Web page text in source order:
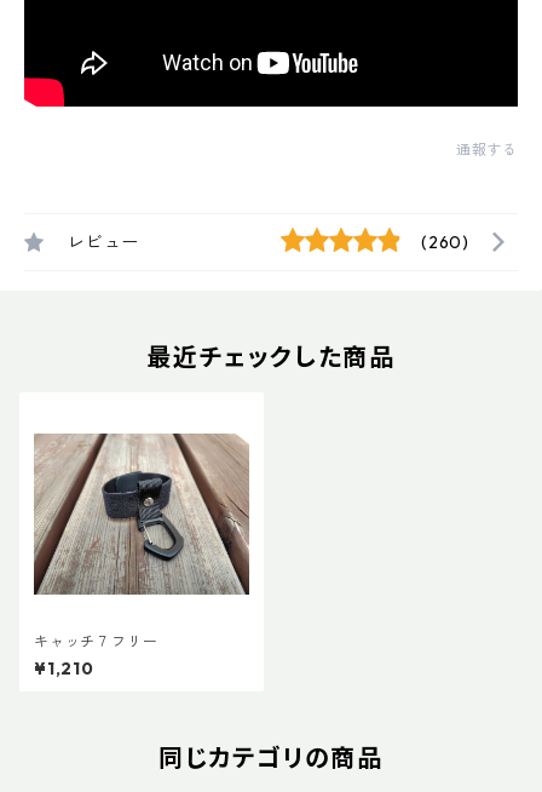
通報する
レビュー (260)
最近チェックした商品
キャッチ７フリー
¥1,210
同じカテゴリの商品